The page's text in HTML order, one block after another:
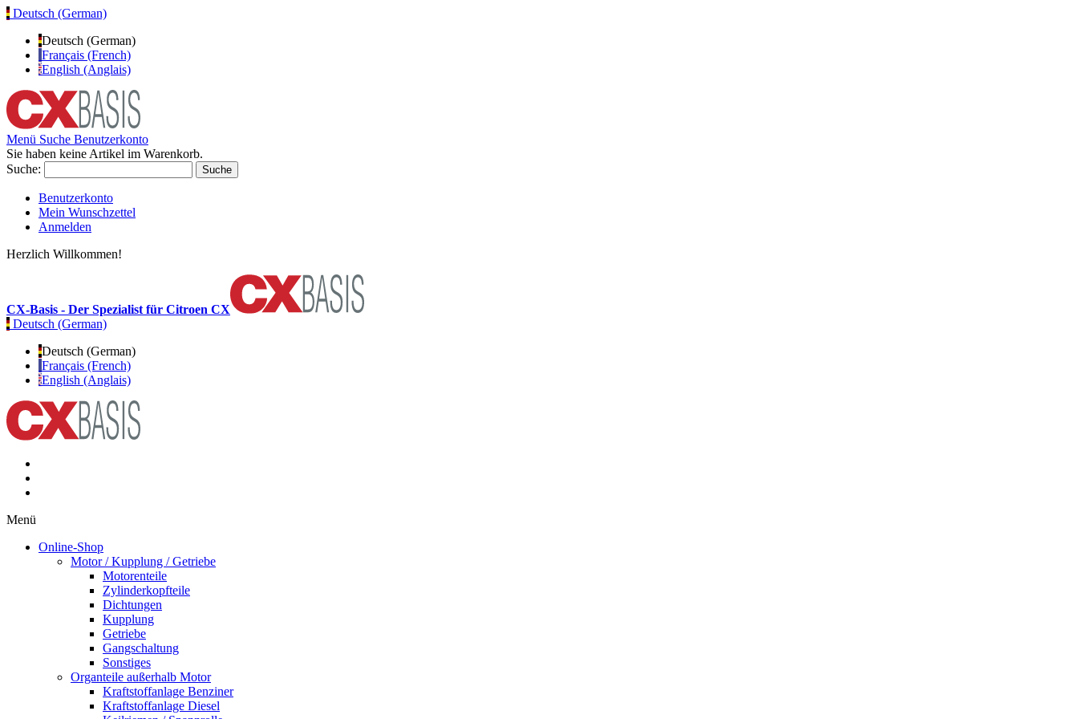
Deutsch (German)
Deutsch (German)
Français (French)
English (Anglais)
Menü Suche Benutzerkonto
Sie haben keine Artikel im Warenkorb.
Suche:
Suche
Benutzerkonto
Mein Wunschzettel
Anmelden
Herzlich Willkommen!
CX-Basis - Der Spezialist für Citroen CX
Deutsch (German)
Deutsch (German)
Français (French)
English (Anglais)
Menü
Online-Shop
Motor / Kupplung / Getriebe
Motorenteile
Zylinderkopfteile
Dichtungen
Kupplung
Getriebe
Gangschaltung
Sonstiges
Organteile außerhalb Motor
Kraftstoffanlage Benziner
Kraftstoffanlage Diesel